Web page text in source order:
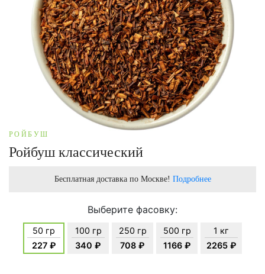
РОЙБУШ
Ройбуш классический
Бесплатная доставка по Москве! Подробнее
Выберите фасовку:
50 гр
227 ₽
100 гр
340 ₽
250 гр
708 ₽
500 гр
1166 ₽
1 кг
2265 ₽